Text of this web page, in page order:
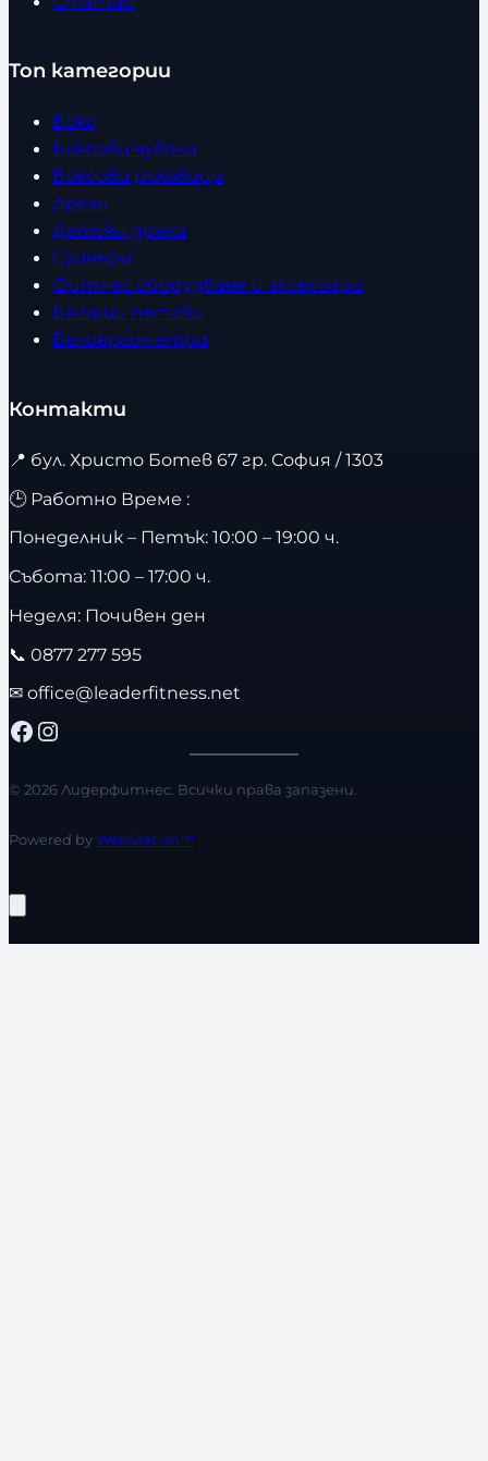
Топ категории
Бокс
Боксови чували
Боксови ръкавици
Дрехи
Детски дрехи
Суичъри
Фитнес оборудване и аксесоари
Бягащи пътеки
Велоергометри
Контакти
📍 бул. Христо Ботев 67 гр. София / 1303
🕒 Работно Време :
Понеделник – Петък: 10:00 – 19:00 ч.
Събота: 11:00 – 17:00 ч.
Неделя: Почивен ден
📞 0877 277 595
✉ office@leaderfitness.net
Facebook Instagram
© 2026 Лидерфитнес. Всички права запазени.
Powered byWebStation™